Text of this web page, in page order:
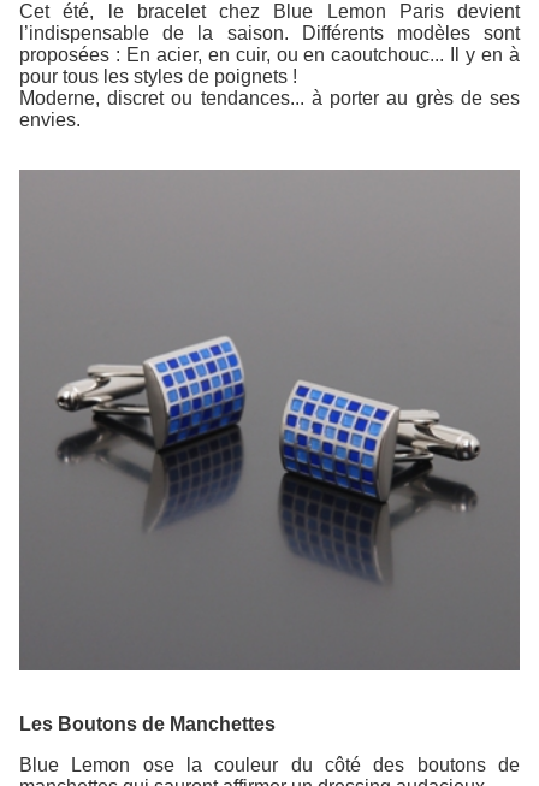
Cet été, le bracelet chez Blue Lemon Paris devient
l’indispensable de la saison. Différents modèles sont
proposées : En acier, en cuir, ou en caoutchouc... Il y en à
pour tous les styles de poignets !
Moderne, discret ou tendances... à porter au grès de ses
envies.
Les Boutons de Manchettes
Blue Lemon ose la couleur du côté des boutons de